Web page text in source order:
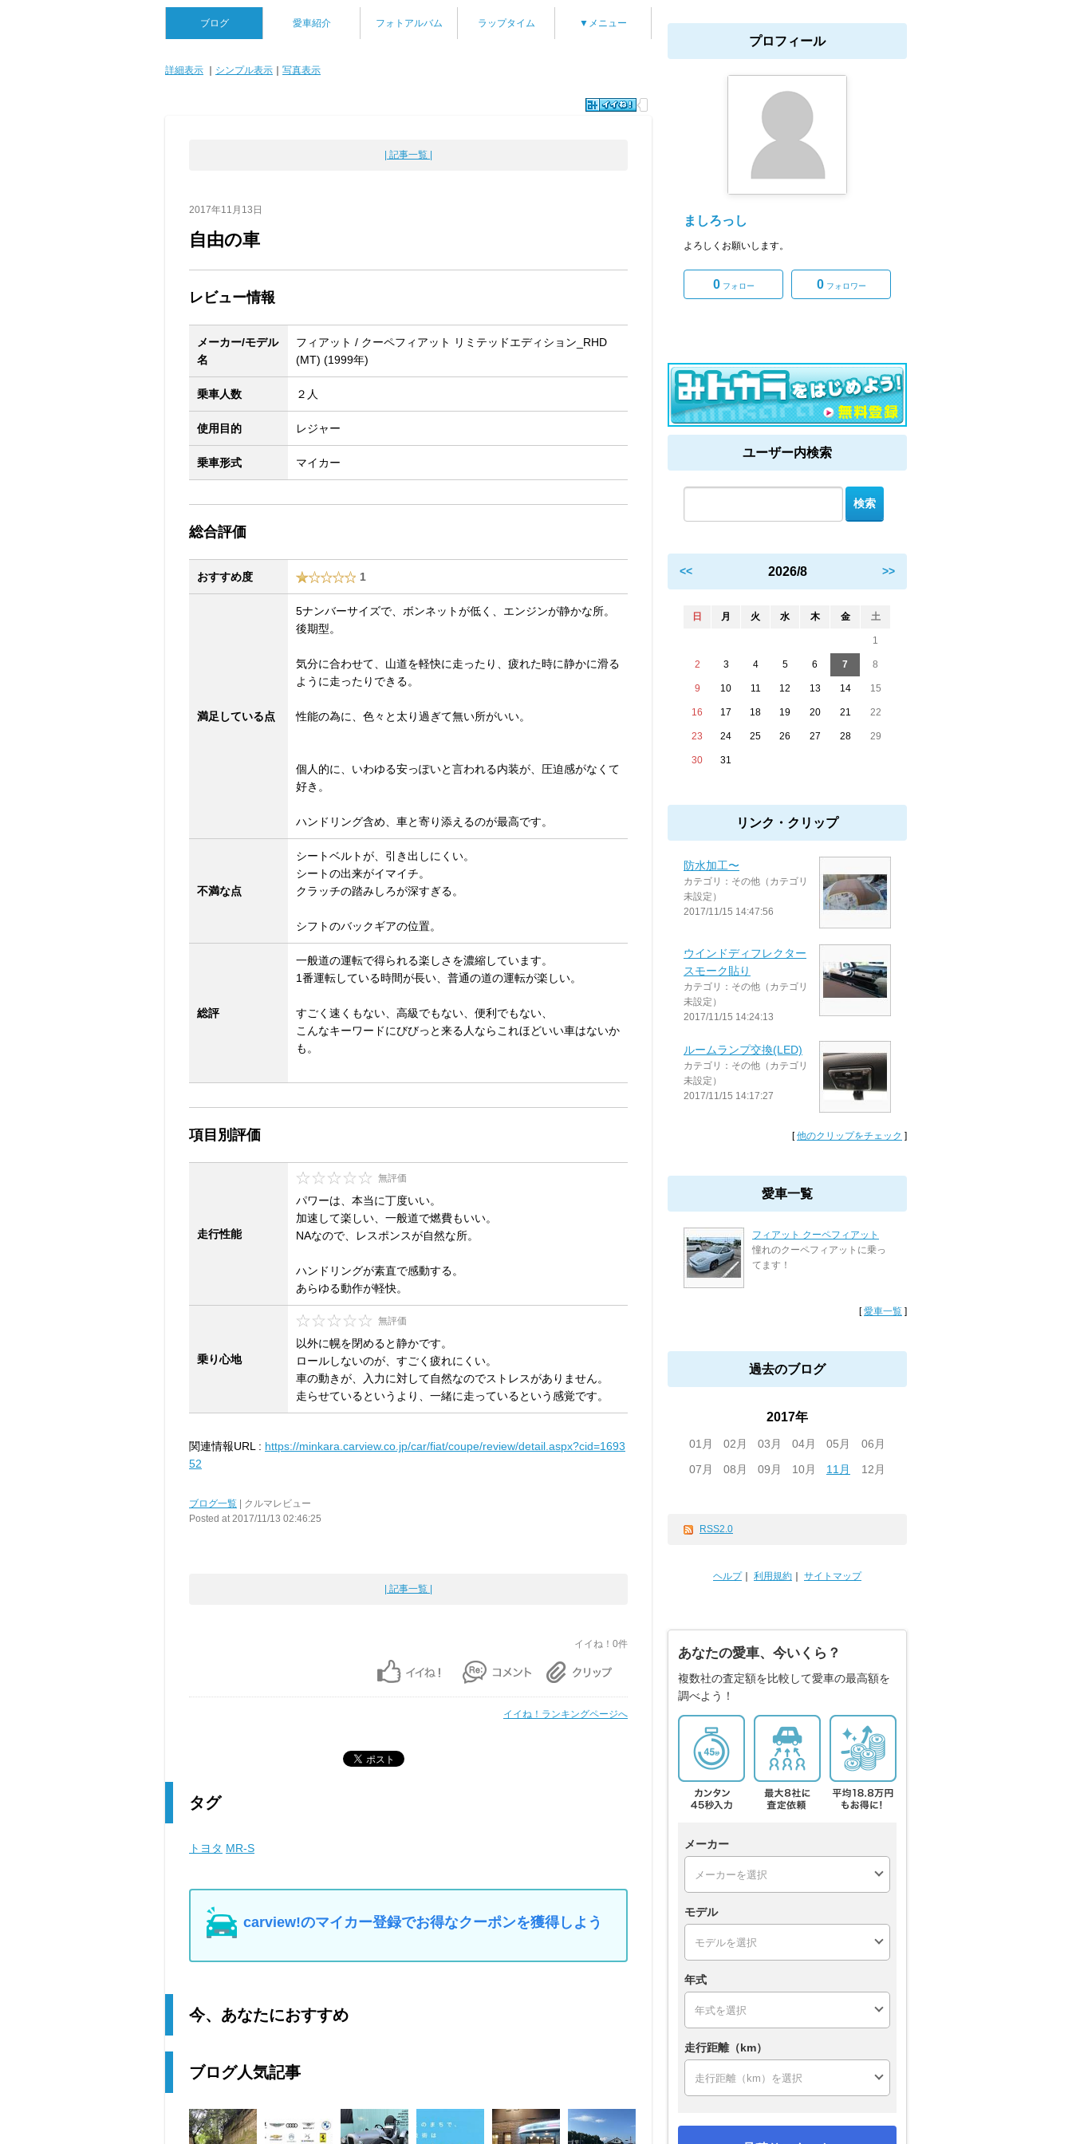
ブログ 愛車紹介 フォトアルバム ラップタイム ▼メニュー
詳細表示 シンプル表示 写真表示
| 記事一覧 |
2017年11月13日
自由の車
レビュー情報
メーカー/モデル
名
フィアット / クーペフィアット リミテッドエディション_RHD
(MT) (1999年)
乗車人数 ２人
使用目的 レジャー
乗車形式 マイカー
総合評価
おすすめ度 1
満足している点
5ナンバーサイズで、ボンネットが低く、エンジンが静かな所。
後期型。
気分に合わせて、山道を軽快に走ったり、疲れた時に静かに滑る
ように走ったりできる。
性能の為に、色々と太り過ぎて無い所がいい。
個人的に、いわゆる安っぽいと言われる内装が、圧迫感がなくて
好き。
ハンドリング含め、車と寄り添えるのが最高です。
不満な点
シートベルトが、引き出しにくい。
シートの出来がイマイチ。
クラッチの踏みしろが深すぎる。
シフトのバックギアの位置。
総評
一般道の運転で得られる楽しさを濃縮しています。
1番運転している時間が長い、普通の道の運転が楽しい。
すごく速くもない、高級でもない、便利でもない、
こんなキーワードにびびっと来る人ならこれほどいい車はないか
も。
項目別評価
走行性能
無評価
パワーは、本当に丁度いい。
加速して楽しい、一般道で燃費もいい。
NAなので、レスポンスが自然な所。
ハンドリングが素直で感動する。
あらゆる動作が軽快。
乗り心地
無評価
以外に幌を閉めると静かです。
ロールしないのが、すごく疲れにくい。
車の動きが、入力に対して自然なのでストレスがありません。
走らせているというより、一緒に走っているという感覚です。
関連情報URL : https://minkara.carview.co.jp/car/fiat/coupe/review/detail.aspx?cid=1693
52
ブログ一覧 | クルマレビュー
Posted at 2017/11/13 02:46:25
| 記事一覧 |
イイね！0件
イイね！ランキングページへ
タグ
トヨタ MR-S
carview!のマイカー登録でお得なクーポンを獲得しよう
今、あなたにおすすめ
ブログ人気記事
プロフィール
ましろっし
よろしくお願いします。
0フォロー 0フォロワー
ユーザー内検索
<< 2026/8 >>
日 月 火 水 木 金 土
1
2 3 4 5 6 7 8
9 10 11 12 13 14 15
16 17 18 19 20 21 22
23 24 25 26 27 28 29
30 31
リンク・クリップ
防水加工〜
カテゴリ：その他（カテゴリ
未設定）
2017/11/15 14:47:56
ウインドディフレクター
スモーク貼り
カテゴリ：その他（カテゴリ
未設定）
2017/11/15 14:24:13
ルームランプ交換(LED)
カテゴリ：その他（カテゴリ
未設定）
2017/11/15 14:17:27
[他のクリップをチェック ]
愛車一覧
フィアット クーペフィアット
憧れのクーペフィアットに乗っ
てます！
[愛車一覧 ]
過去のブログ
2017年
01月 02月 03月 04月 05月
06月
07月
08月 09月 10月 11月 12月
RSS2.0
ヘルプ｜ 利用規約 サイトマップ
あなたの愛車、今いくら？
複数社の査定額を比較して愛車の最高額を
調べよう！
メーカー
モデル
年式
走行距離（km）